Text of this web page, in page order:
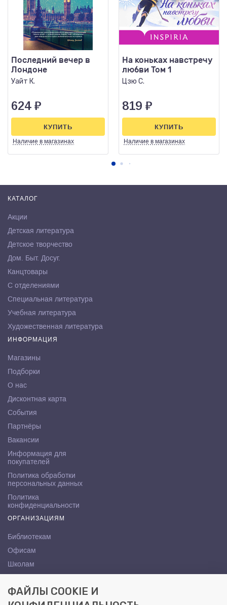
Последний вечер в
Лондоне
Уайт К.
624 ₽
Наличие в магазинах
КУПИТЬ
На коньках навстречу
любви Том 1
Цзю С.
819 ₽
Наличие в магазинах
КУПИТЬ
КАТАЛОГ
Акции
Детская литература
Детское творчество
Дом. Быт. Досуг.
Канцтовары
С отделениями
Специальная литература
Учебная литература
Художественная литература
ИНФОРМАЦИЯ
Магазины
Подборки
О нас
Дисконтная карта
События
Партнёры
Вакансии
Информация для
покупателей
Политика обработки
персональных данных
Политика
конфиденциальности
ОРГАНИЗАЦИЯМ
Библиотекам
Офисам
Школам
КОНТАКТЫ
ФАЙЛЫ COOKIE И